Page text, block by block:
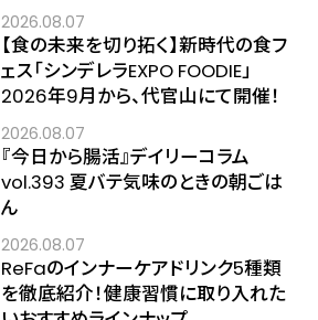
2026.08.07
【食の未来を切り拓く】新時代の食フ
ェス「シンデレラEXPO FOODIE」
2026年9月から、代官山にて開催！
2026.08.07
『今日から腸活』デイリーコラム
vol.393 夏バテ気味のときの朝ごは
ん
2026.08.07
ReFaのインナーケアドリンク5種類
を徹底紹介！健康習慣に取り入れた